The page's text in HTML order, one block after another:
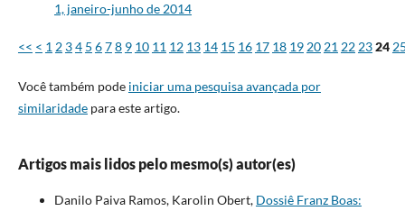
1, janeiro-junho de 2014
<< < 12 34 5 678 9 10 11 12 13 14 15 16 17 18 192021222324
Você também pode iniciar uma pesquisa avançada por
similaridadepara este artigo.
Artigos mais lidos pelo mesmo(s) autor(es)
Danilo Paiva Ramos, Karolin Obert, Dossiê Franz Boas: